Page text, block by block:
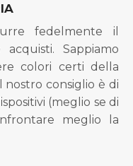
fedelmente il
Sappiamo
colori certi della
nostro consiglio è di
(meglio se di
meglio la